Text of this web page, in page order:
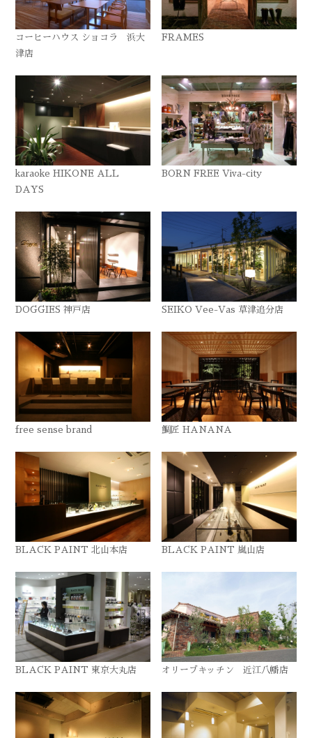
コーヒーハウス ショコラ 浜大
津店
FRAMES
karaoke HIKONE ALL
DAYS
BORN FREE Viva-city
DOGGIES 神戸店 SEIKO Vee-Vas 草津追分店
free sense brand 鯛匠 HANANA
BLACK PAINT 北山本店 BLACK PAINT 嵐山店
BLACK PAINT 東京大丸店 オリーブキッチン 近江八幡店